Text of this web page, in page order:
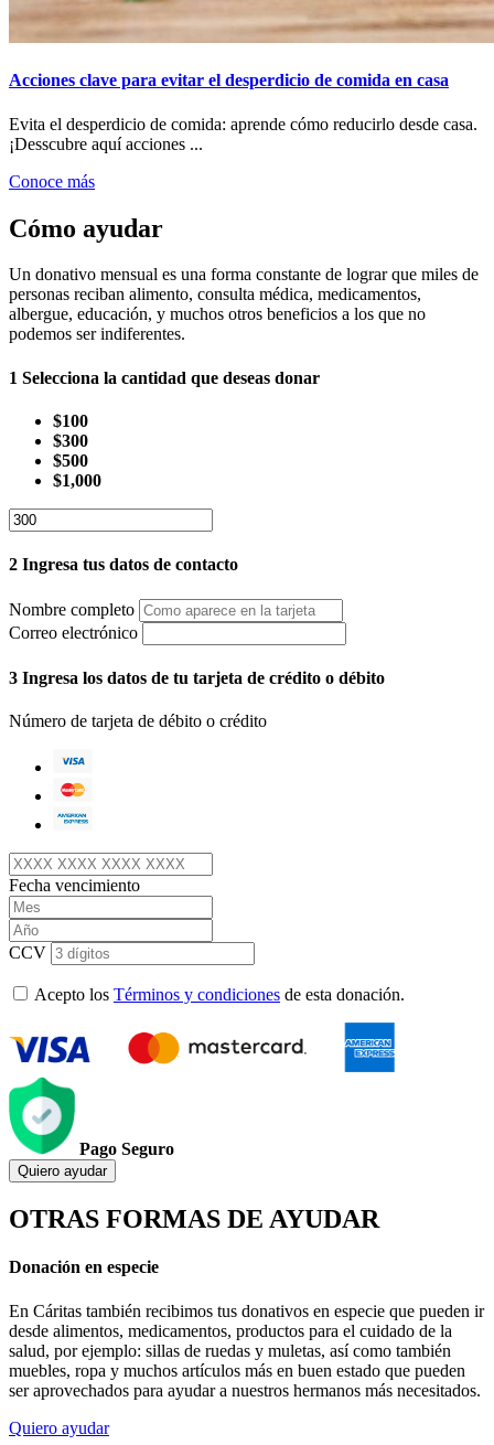
Acciones clave para evitar el desperdicio de comida en casa
Evita el desperdicio de comida: aprende cómo reducirlo desde casa.
¡Desscubre aquí acciones ...
Conoce más
Cómo ayudar
Un donativo mensual es una forma constante de lograr que miles de
personas reciban alimento, consulta médica, medicamentos,
albergue, educación, y muchos otros beneficios a los que no
podemos ser indiferentes.
1 Selecciona la cantidad que deseas donar
$100
$300
$500
$1,000
2 Ingresa tus datos de contacto
Nombre completo
Correo electrónico
3 Ingresa los datos de tu tarjeta de crédito o débito
Número de tarjeta de débito o crédito
Fecha vencimiento
CCV
Acepto los Términos y condiciones de esta donación.
Pago Seguro
Quiero ayudar
OTRAS FORMAS DE AYUDAR
Donación en especie
En Cáritas también recibimos tus donativos en especie que pueden ir
desde alimentos, medicamentos, productos para el cuidado de la
salud, por ejemplo: sillas de ruedas y muletas, así como también
muebles, ropa y muchos artículos más en buen estado que pueden
ser aprovechados para ayudar a nuestros hermanos más necesitados.
Quiero ayudar